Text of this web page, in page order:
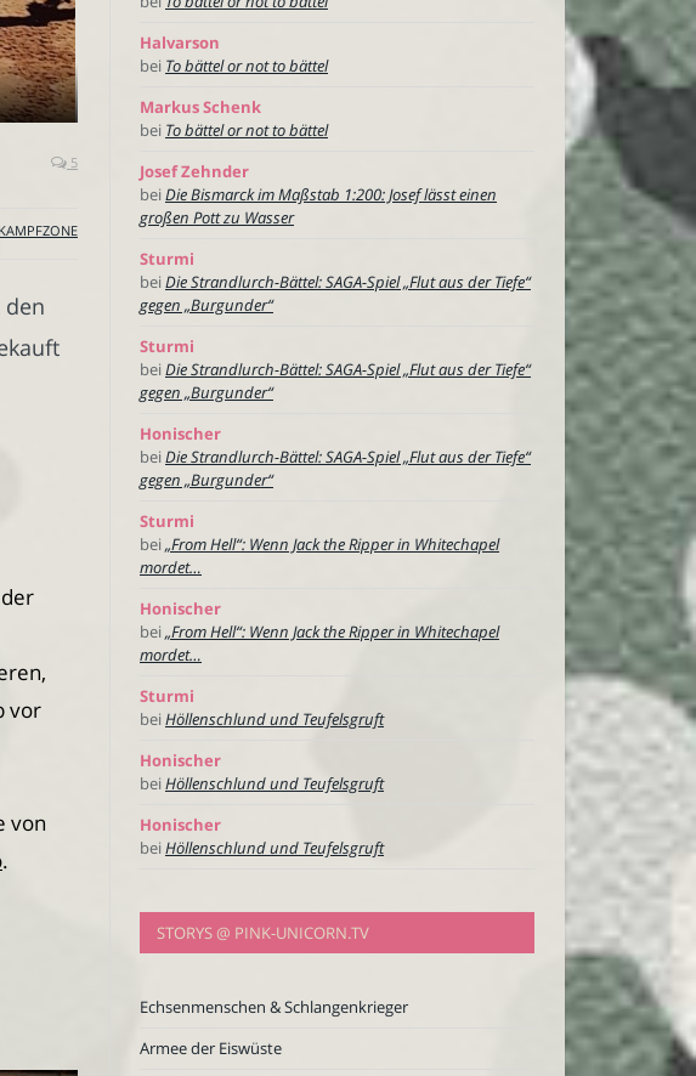
5
den
vor
von
.
Halvarson
bei To bättel or not to bättel
Markus Schenk
bei To bättel or not to bättel
Josef Zehnder
beiDie Bismarck im Maßstab 1:200: Josef lässt einen
großen Pott zu Wasser
Sturmi
beiDie Strandlurch-Bättel: SAGA-Spiel „Flut aus der Tiefe“
gegen „Burgunder“
Sturmi
beiDie Strandlurch-Bättel: SAGA-Spiel „Flut aus der Tiefe“
gegen „Burgunder“
Honischer
beiDie Strandlurch-Bättel: SAGA-Spiel „Flut aus der Tiefe“
gegen „Burgunder“
Sturmi
bei„From Hell“: Wenn Jack the Ripper in Whitechapel
mordet…
Honischer
bei„From Hell“: Wenn Jack the Ripper in Whitechapel
mordet…
Sturmi
beiHöllenschlund und Teufelsgruft
Honischer
bei Höllenschlund und Teufelsgruft
Honischer
beiHöllenschlund und Teufelsgruft
STORYS @ PINK-UNICORN.TV
Echsenmenschen & Schlangenkrieger
Armee der Eiswüste